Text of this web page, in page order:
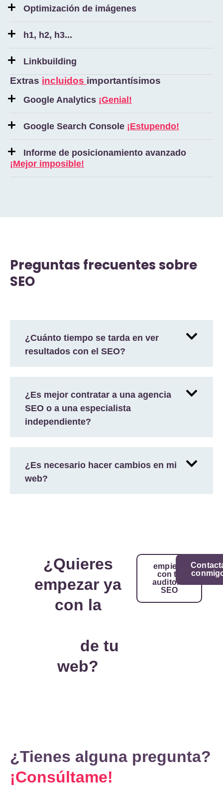
Optimización de imágenes
h1, h2, h3...
Linkbuilding
Extras incluidos importantísimos
Google Analytics ¡Genial!
Google Search Console ¡Estupendo!
Informe de posicionamiento avanzado
¡Mejor imposible!
Preguntas frecuentes sobre
SEO
¿Cuánto tiempo se tarda en ver
resultados con el SEO?
¿Es mejor contratar a una agencia
SEO o a una especialista
independiente?
¿Es necesario hacer cambios en mi
web?
¿Quieres
empezar ya
con la
de tu
web?
empieza
con tu
auditoría
SEO
¿Tienes alguna pregunta?
¡Consúltame!